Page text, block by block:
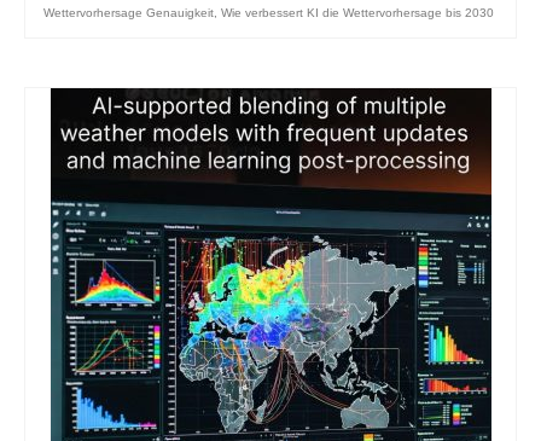
Wettervorhersage Genauigkeit Wie verbessert KI die Wettervorhersage bis 2030